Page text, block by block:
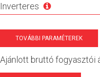
Inverteres
TOVÁBBI PARAMÉTEREK
Ajánlott bruttó fogyasztói